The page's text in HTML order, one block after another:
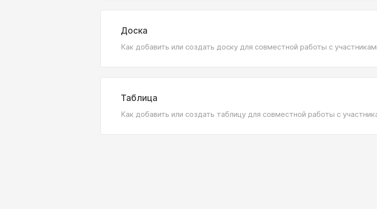
Доска
Как добавить или создать доску для совместной работы с
Таблица
Как добавить или создать таблицу для совместной работы с